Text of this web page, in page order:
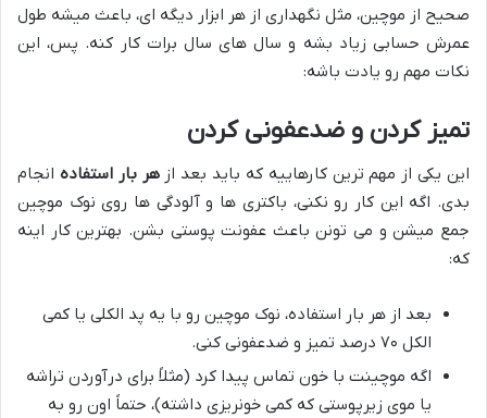
صحیح از موچین، مثل نگهداری از هر ابزار دیگه ای، باعث میشه طول
عمرش حسابی زیاد بشه و سال های سال برات کار کنه. پس، این
نکات مهم رو یادت باشه:
تمیز کردن و ضدعفونی کردن
این یکی از مهم ترین کارهاییه که باید بعد ازهر بار استفاده انجام
بدی. اگه این کار رو نکنی، باکتری ها و آلودگی ها روی نوک موچین
جمع میشن و می تونن باعث عفونت پوستی بشن. بهترین کار اینه
که:
بعد از هر بار استفاده، نوک موچین رو با یه پد الکلی یا کمی
الکل ۷۰ درصد تمیز و ضدعفونی کنی.
اگه موچینت با خون تماس پیدا کرد (مثلاً برای درآوردن تراشه
یا موی زیرپوستی که کمی خونریزی داشته)، حتماً اون رو به